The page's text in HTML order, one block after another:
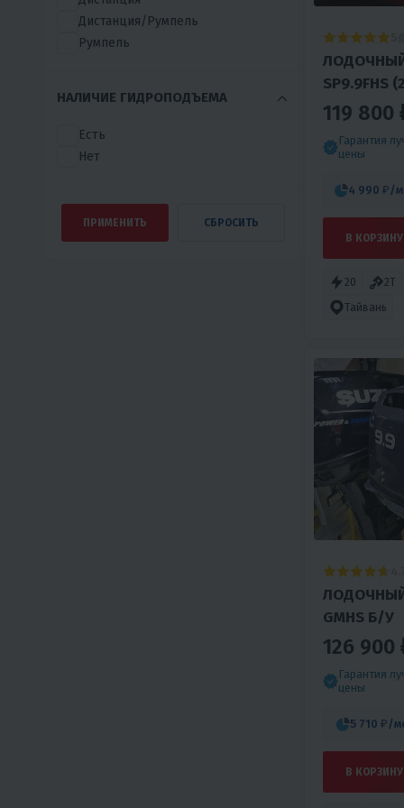
Дистанция/Румпель
Румпель
НАЛИЧИЕ ГИДРОПОДЪЕМА
Есть
Нет
ЛОДОЧНЫЙ
SP9.9FHS
119 800
Гарантия
цены
4 990 ₽ /
В КОРЗИНУ
20 2T
Тайвань
ЛОДОЧНЫЙ
GMHS Б/У
126 900
Гарантия
цены
5 710 ₽ /
В КОРЗИНУ